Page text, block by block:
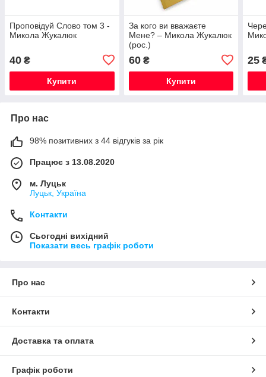
Проповідуй Слово том 3 -
Микола Жукалюк
40 ₴
Купити
За кого ви вважаєте
Мене? – Микола Жукалюк
(рос.)
60₴
Купити
25
Про нас
98% позитивних з 44 відгуків за рік
Працює з 13.08.2020
м. Луцьк
Луцьк, Україна
Контакти
Сьогодні вихідний
Показати весь графік роботи
Про нас
Контакти
Доставка та оплата
Графік роботи